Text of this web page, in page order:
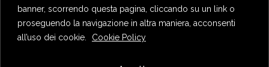
banner, scorrendo questa pagina, cliccando su un link o
proseguendo la navigazione in altra maniera, acconsenti
all’uso dei cookie.
Cookie Policy
Privacy Policy